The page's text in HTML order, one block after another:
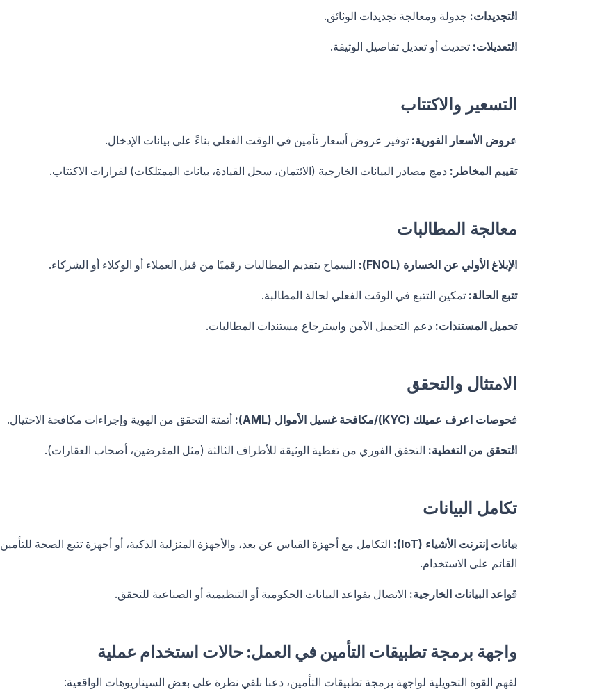
التجديدات: جدولة ومعالجة تجديدات الوثائق.
التعديلات: تحديث أو تعديل تفاصيل الوثيقة.
التسعير والاكتتاب
عروض الأسعار الفورية: توفير عروض أسعار تأمين في الوقت الفعلي بناءً على بيانات الإدخال.
تقييم المخاطر: دمج مصادر البيانات الخارجية (الائتمان، سجل القيادة، بيانات الممتلكات) لقرارات الاكتتاب.
معالجة المطالبات
الإبلاغ الأولي عن الخسارة (FNOL): السماح بتقديم المطالبات رقميًا من قبل العملاء أو الوكلاء أو الشركاء.
تتبع الحالة: تمكين التتبع في الوقت الفعلي لحالة المطالبة.
تحميل المستندات: دعم التحميل الآمن واسترجاع مستندات المطالبات.
الامتثال والتحقق
فحوصات اعرف عميلك (KYC)/مكافحة غسيل الأموال (AML): أتمتة التحقق من الهوية وإجراءات مكافحة الاحتيال.
التحقق من التغطية: التحقق الفوري من تغطية الوثيقة للأطراف الثالثة (مثل المقرضين، أصحاب العقارات).
تكامل البيانات
بيانات إنترنت الأشياء (IoT):
التكامل مع أجهزة القياس عن بعد، والأجهزة المنزلية الذكية، أو أجهزة تتبع الصحة للتأمين
القائم على الاستخدام.
قواعد البيانات الخارجية: الاتصال بقواعد البيانات الحكومية أو التنظيمية أو الصناعية للتحقق.
واجهة برمجة تطبيقات التأمين في العمل: حالات استخدام عملية
لفهم القوة التحويلية لواجهة برمجة تطبيقات التأمين، دعنا نلقي نظرة على بعض السيناريوهات الواقعية: